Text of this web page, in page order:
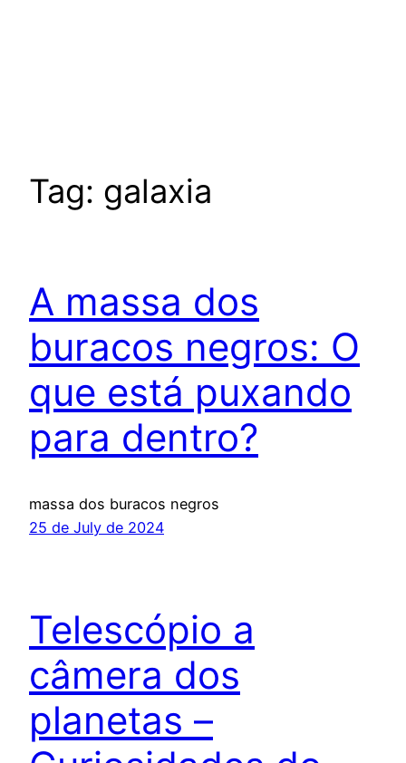
Tag: galaxia
A massa dos
buracos negros: O
que está puxando
para dentro?
massa dos buracos negros
25 de July de 2024
Telescópio a
câmera dos
planetas –